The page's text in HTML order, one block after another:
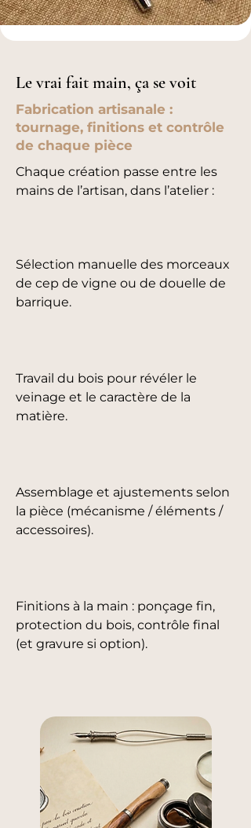
Le vrai fait main, ça se voit
Fabrication artisanale :
tournage, finitions et contrôle
de chaque pièce
Chaque création passe entre les
mains de l’artisan, dans l’atelier :
Sélection manuelle des morceaux
de cep de vigne ou de douelle de
barrique.
Travail du bois pour révéler le
veinage et le caractère de la
matière.
Assemblage et ajustements selon
la pièce (mécanisme / éléments /
accessoires).
Finitions à la main : ponçage fin,
protection du bois, contrôle final
(et gravure si option).